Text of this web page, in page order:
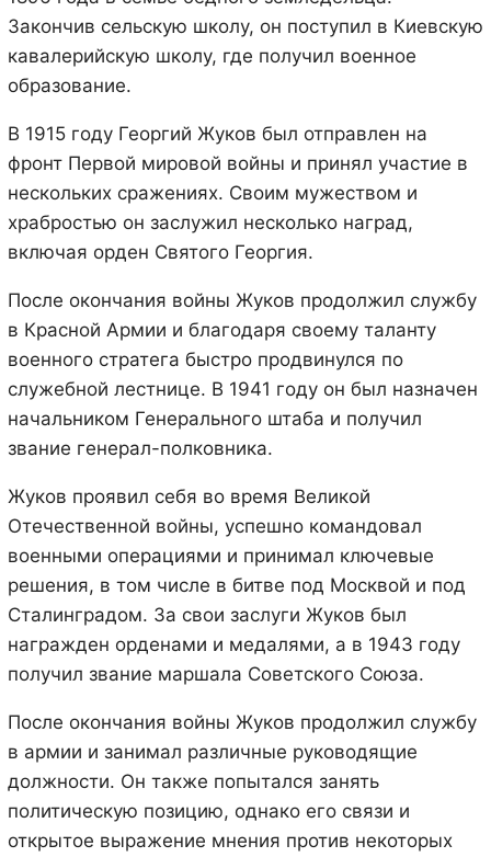
Закончив сельскую школу, он поступил в Киевскую
кавалерийскую школу, где получил военное
образование.
В 1915 году Георгий Жуков был отправлен на
фронт Первой мировой войны и принял участие в
нескольких сражениях. Своим мужеством и
храбростью он заслужил несколько наград,
включая орден Святого Георгия.
После окончания войны Жуков продолжил службу
в Красной Армии и благодаря своему таланту
военного стратега быстро продвинулся по
служебной лестнице. В 1941 году он был назначен
начальником Генерального штаба и получил
звание генерал-полковника.
Жуков проявил себя во время Великой
Отечественной войны, успешно командовал
военными операциями и принимал ключевые
решения, в том числе в битве под Москвой и под
Сталинградом. За свои заслуги Жуков был
награжден орденами и медалями, а в 1943 году
получил звание маршала Советского Союза.
После окончания войны Жуков продолжил службу
в армии и занимал различные руководящие
должности. Он также попытался занять
политическую позицию, однако его связи и
открытое выражение мнения против некоторых